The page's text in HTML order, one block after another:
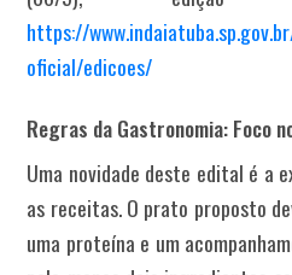
https://
oficial/edicoes/
Regras da Gastronomia: Foco
Uma novidade deste edital é a
as receitas.O prato proposto
uma proteína e um